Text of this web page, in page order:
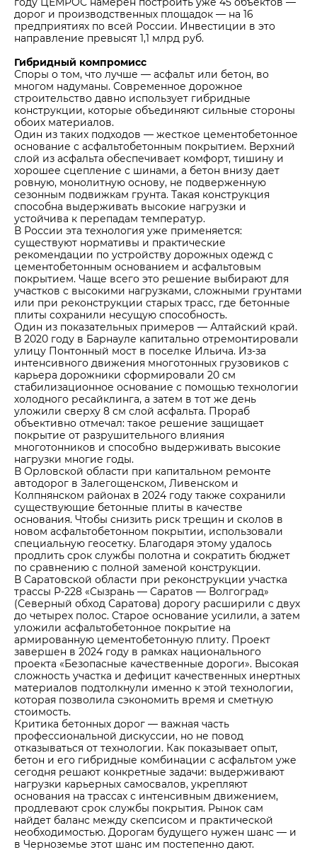
дорог и производственных площадок — на 16
предприятиях по всей России. Инвестиции в это
направление превысят 1,1 млрд руб.
Гибридный компромисс
Споры о том, что лучше — асфальт или бетон, во
многом надуманы. Современное дорожное
строительство давно использует гибридные
конструкции, которые объединяют сильные стороны
обоих материалов.
Один из таких подходов — жесткое цементобетонное
основание с асфальтобетонным покрытием. Верхний
слой из асфальта обеспечивает комфорт, тишину и
хорошее сцепление с шинами, а бетон внизу дает
ровную, монолитную основу, не подверженную
сезонным подвижкам грунта. Такая конструкция
способна выдерживать высокие нагрузки и
устойчива к перепадам температур.
В России эта технология уже применяется:
существуют нормативы и практические
рекомендации по устройству дорожных одежд с
цементобетонным основанием и асфальтовым
покрытием. Чаще всего это решение выбирают для
участков с высокими нагрузками, сложными грунтами
или при реконструкции старых трасс, где бетонные
плиты сохранили несущую способность.
Один из показательных примеров — Алтайский край.
В 2020 году в Барнауле капитально отремонтировали
улицу Понтонный мост в поселке Ильича. Из-за
интенсивного движения многотонных грузовиков с
карьера дорожники сформировали 20 см
стабилизационное основание с помощью технологии
холодного ресайклинга, а затем в тот же день
уложили сверху 8 см слой асфальта. Прораб
объективно отмечал: такое решение защищает
покрытие от разрушительного влияния
многотонников и способно выдерживать высокие
нагрузки многие годы.
В Орловской области при капитальном ремонте
автодорог в Залегощенском, Ливенском и
Колпнянском районах в 2024 году также сохранили
существующие бетонные плиты в качестве
основания. Чтобы снизить риск трещин и сколов в
новом асфальтобетонном покрытии, использовали
специальную геосетку. Благодаря этому удалось
продлить срок службы полотна и сократить бюджет
по сравнению с полной заменой конструкции.
В Саратовской области при реконструкции участка
трассы Р-228 «Сызрань — Саратов — Волгоград»
(Северный обход Саратова) дорогу расширили с двух
до четырех полос. Старое основание усилили, а затем
уложили асфальтобетонное покрытие на
армированную цементобетонную плиту. Проект
завершен в 2024 году в рамках национального
проекта «Безопасные качественные дороги». Высокая
сложность участка и дефицит качественных инертных
материалов подтолкнули именно к этой технологии,
которая позволила сэкономить время и сметную
стоимость.
Критика бетонных дорог — важная часть
профессиональной дискуссии, но не повод
отказываться от технологии. Как показывает опыт,
бетон и его гибридные комбинации с асфальтом уже
сегодня решают конкретные задачи: выдерживают
нагрузки карьерных самосвалов, укрепляют
основания на трассах с интенсивным движением,
продлевают срок службы покрытия. Рынок сам
найдет баланс между скепсисом и практической
необходимостью. Дорогам будущего нужен шанс — и
в Черноземье этот шанс им постепенно дают.